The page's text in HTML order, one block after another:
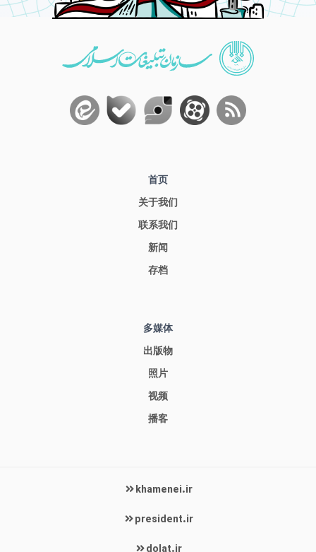
首页
关于我们
联系我们
新闻
存档
多媒体
出版物
照片
视频
播客
khamenei.ir
president.ir